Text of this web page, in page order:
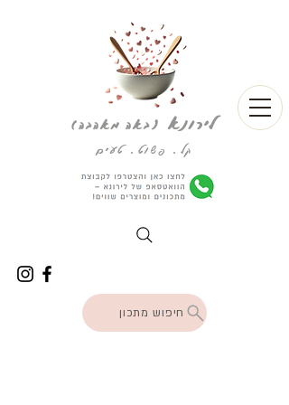
לירונא(באה מאהבה)
קל. פשוט. טעים
חיפוש מתכון